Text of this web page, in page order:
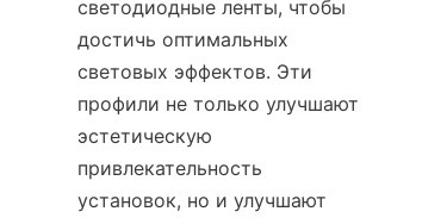
светодиодные ленты, чтобы
достичь оптимальных
световых эффектов. Эти
профили не только улучшают
эстетическую
привлекательность
установок, но и улучшают